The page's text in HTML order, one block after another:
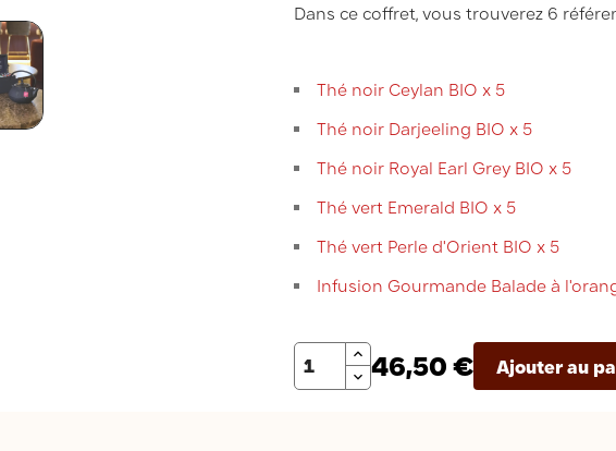
Dans ce coffret, vous trouverez 6
Thé noir Ceylan BIO x 5
Thé noir Darjeeling BIO x 5
Thé noir Royal Earl Grey BIO x 5
Thé vert Emerald BIO x 5
Thé vert Perle d'Orient BIO x 5
Infusion Gourmande Balade à
Quantité 46,50 € Ajouter au